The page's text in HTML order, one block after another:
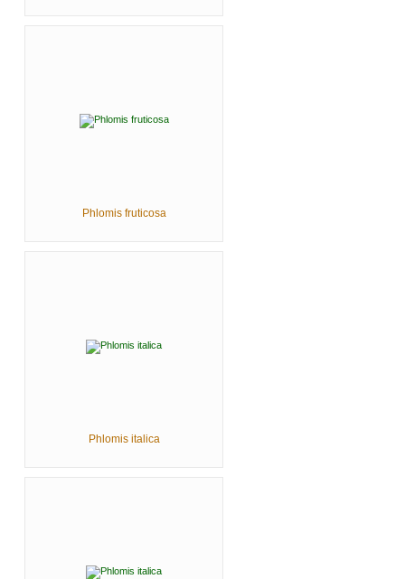
Phlomis fruticosa
Phlomis italica